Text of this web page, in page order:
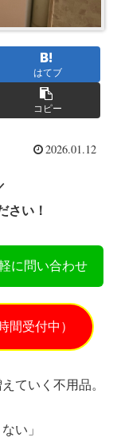
はてブ
コピー
2026.01.12
さい！
に問い合わせ
間受付中）
ていく不用品。
い」